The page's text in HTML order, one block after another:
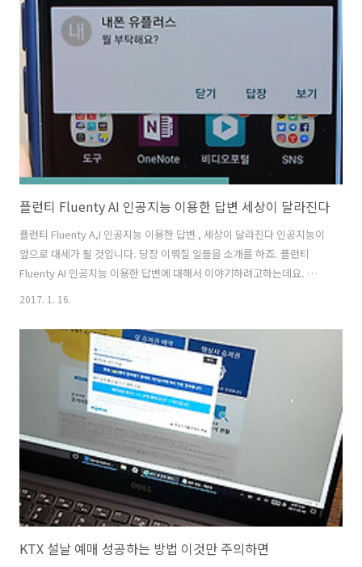
법은 비교적 간단한 편 입니다. 이 문제가 발생하는 것은 드문 일입니다.
근데 일부러 발생하게 만들기 위해서 저는 즐겨찾기 폴더를 지워보겠습
니다. IE11 즐겨찾기 엑세스 거부 해결 방법 즐겨찾기 폴더를 지워도 다
시 바로 생성이 됩니다. 근데 문제가 있다면, Internet Exp..
플런티 Fluenty AI 인공지능 이용한 답변 세상이 달라진다
플런티 Fluenty A,I 인공지능 이용한 답변 , 세상이 달라진다 인공지능이
앞으로 대세가 될 것입니다. 당장 이뤄질 일들을 소개를 하죠. 플런티
Fluenty AI 인공지능 이용한 답변에 대해서 이야기하려고하는데요. 세상
이 정말 많이 달라질 것 입니다. 인공지능은 정확히 말하면 정말 똑똑하
인공지능 이용한 답변도 자신의 스마트폰에서 자주 답변했던 내용을 그
리고 소셜네트워크 SNS에 있는 수많은 답변들을 분석하여 좀 더 사용자
가 답변을 쉽게 해주는 앱 입니다. 여기서 소개할 앱을 좀 좁게 보는 부분
에 대해서 그리고 좀 넓게 보는 부분에 대해서 같이 설명을 하려고 합니
다. 플런티, Fluenty ,AI 인공지능 이용한 답변 세상이..
2017. 1. 16.
KTX 설날 예매 성공하는 방법 이것만 주의하면